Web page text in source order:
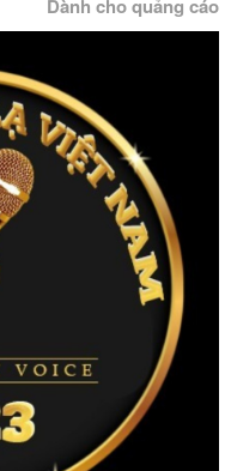
Dành cho quảng cáo